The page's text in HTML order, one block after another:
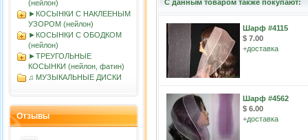
(нейлон)
►КОСЫНКИ С НАКЛЕЕНЫМ
УЗОРОМ (нейлон)
►КОСЫНКИ С ОБОДКОМ
(нейлон)
►ТРЕУГОЛЬНЫЕ
КОСЫНКИ (нейлон, фатин)
♫ МУЗЫКАЛЬНЫЕ ДИСКИ
Отзывы
С данным товаром также покупают:
Шарф #4115
$ 7.00
+доставка
Шарф #4562
$ 6.00
+доставка